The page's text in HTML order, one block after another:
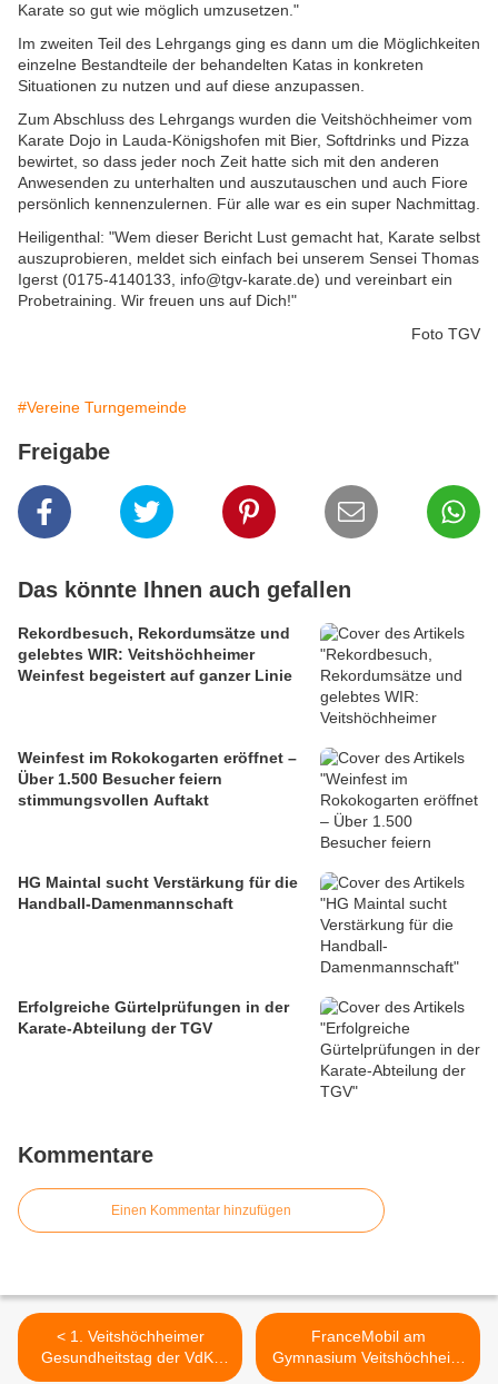
Karate so gut wie möglich umzusetzen."
Im zweiten Teil des Lehrgangs ging es dann um die Möglichkeiten
einzelne Bestandteile der behandelten Katas in konkreten
Situationen zu nutzen und auf diese anzupassen.
Zum Abschluss des Lehrgangs wurden die Veitshöchheimer vom
Karate Dojo in Lauda-Königshofen mit Bier, Softdrinks und Pizza
bewirtet, so dass jeder noch Zeit hatte sich mit den anderen
Anwesenden zu unterhalten und auszutauschen und auch Fiore
persönlich kennenzulernen. Für alle war es ein super Nachmittag.
Heiligenthal: "Wem dieser Bericht Lust gemacht hat, Karate selbst
auszuprobieren, meldet sich einfach bei unserem Sensei Thomas
Igerst (0175-4140133, info@tgv-karate.de) und vereinbart ein
Probetraining. Wir freuen uns auf Dich!"
Foto TGV
#Vereine Turngemeinde
Freigabe
Das könnte Ihnen auch gefallen
Rekordbesuch, Rekordumsätze und
gelebtes WIR: Veitshöchheimer
Weinfest begeistert auf ganzer Linie
Weinfest im Rokokogarten eröffnet –
Über 1.500 Besucher feiern
stimmungsvollen Auftakt
HG Maintal sucht Verstärkung für die
Handball-Damenmannschaft
Erfolgreiche Gürtelprüfungen in der
Karate-Abteilung der TGV
Kommentare
Einen Kommentar hinzufügen
< 1. Veitshöchheimer
Gesundheitstag der VdK-
Ortsgruppe Veitshöchheim
FranceMobil am
Gymnasium Veitshöchheim
>